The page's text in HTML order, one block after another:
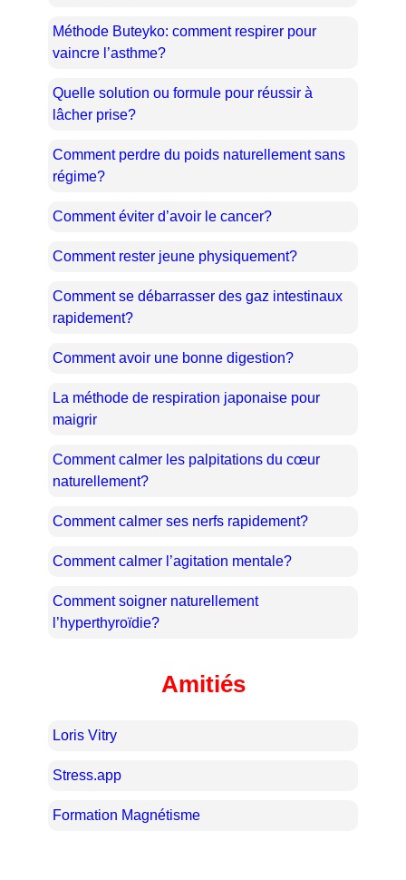
Méthode Buteyko: comment respirer pour
vaincre l’asthme?
Quelle solution ou formule pour réussir à
lâcher prise?
Comment perdre du poids naturellement sans
régime?
Comment éviter d’avoir le cancer?
Comment rester jeune physiquement?
Comment se débarrasser des gaz intestinaux
rapidement?
Comment avoir une bonne digestion?
La méthode de respiration japonaise pour
maigrir
Comment calmer les palpitations du cœur
naturellement?
Comment calmer ses nerfs rapidement?
Comment calmer l’agitation mentale?
Comment soigner naturellement
l’hyperthyroïdie?
Amitiés
Loris Vitry
Stress.app
Formation Magnétisme